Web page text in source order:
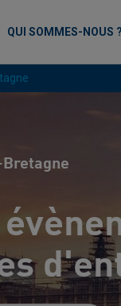
QUI SOMMES-NOUS ?